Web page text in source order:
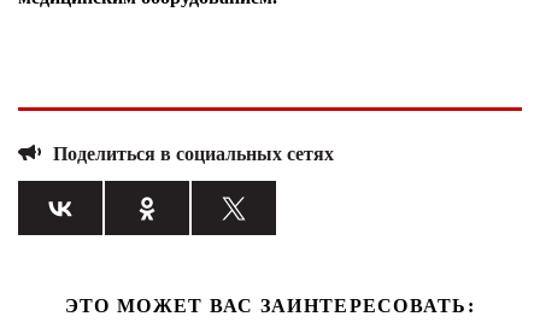
Поделиться в социальных сетях
ЭТО МОЖЕТ ВАС ЗАИНТЕРЕСОВАТЬ: